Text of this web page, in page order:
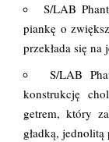
S/LAB
piankę o
przekłada się
S/LAB
konstrukcję
getrem, który
gładką, jednolitą